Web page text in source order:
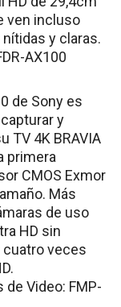
ven incluso
y claras.
AX100
de Sony es
y
TV 4K BRAVIA
primera
CMOS Exmor
Más
de uso
HD sin
veces
Video: FMP-